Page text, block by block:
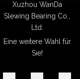
Xuzhou WanDa
Slewing Bearing Co.,
Ltd.
Eine weitere Wahl für
Sie!